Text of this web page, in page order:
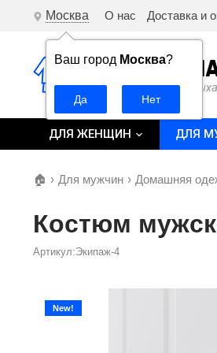
Москва
Ваш город Москва?
О нас Доставка и
ДЛЯ ЖЕНЩИН ДЛЯ
🏠 › Для мужчин › Домашняя
Костюм
Артикул:Экипаж-4
New!